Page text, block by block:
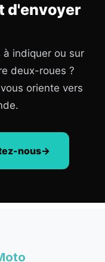
d'envoyer
indiquer ou sur
deux-roues ?
oriente vers
nous